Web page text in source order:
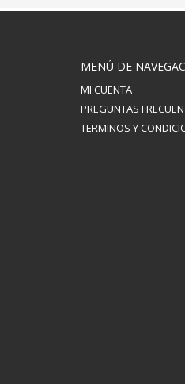
MENÚ DE
MI CUENTA
PREGUNTAS
TERMINOS Y